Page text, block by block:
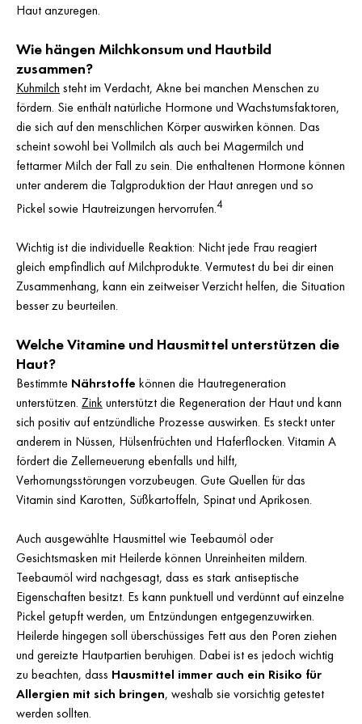
Haut anzuregen.
Wie hängen Milchkonsum und Hautbild
zusammen?
Kuhmilch steht im Verdacht, Akne bei manchen Menschen zu
fördern. Sie enthält natürliche Hormone und Wachstumsfaktoren,
die sich auf den menschlichen Körper auswirken können. Das
scheint sowohl bei Vollmilch als auch bei Magermilch und
fettarmer Milch der Fall zu sein. Die enthaltenen Hormone können
unter anderem die Talgproduktion der Haut anregen und so
Pickel sowie Hautreizungen hervorrufen.4
Wichtig ist die individuelle Reaktion: Nicht jede Frau reagiert
gleich empfindlich auf Milchprodukte. Vermutest du bei dir einen
Zusammenhang, kann ein zeitweiser Verzicht helfen, die Situation
besser zu beurteilen.
Welche Vitamine und Hausmittel unterstützen die
Haut?
Bestimmte Nährstoffe können die Hautregeneration
unterstützen. Zinkunterstützt die Regeneration der Haut und kann
sich positiv auf entzündliche Prozesse auswirken. Es steckt unter
anderem in Nüssen, Hülsenfrüchten und Haferflocken. Vitamin A
fördert die Zellerneuerung ebenfalls und hilft,
Verhornungsstörungen vorzubeugen. Gute Quellen für das
Vitamin sind Karotten, Süßkartoffeln, Spinat und Aprikosen.
Auch ausgewählte Hausmittel wie Teebaumöl oder
Gesichtsmasken mit Heilerde können Unreinheiten mildern.
Teebaumöl wird nachgesagt, dass es stark antiseptische
Eigenschaften besitzt. Es kann punktuell und verdünnt auf einzelne
Pickel getupft werden, um Entzündungen entgegenzuwirken.
Heilerde hingegen soll überschüssiges Fett aus den Poren ziehen
und gereizte Hautpartien beruhigen. Dabei ist es jedoch wichtig
zu beachten, dass Hausmittel immer auch ein Risiko für
Allergien mit sich bringen, weshalb sie vorsichtig getestet
werden sollten.